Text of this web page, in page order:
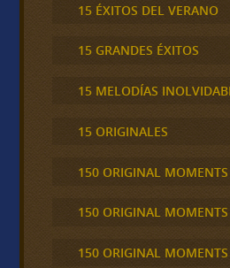
15 ÉXITOS DEL VERANO
15 GRANDES ÉXITOS
15 MELODÍAS
15 ORIGINALES
150 ORIGINAL MOMENTS
150 ORIGINAL
150 ORIGINAL MOMENTS